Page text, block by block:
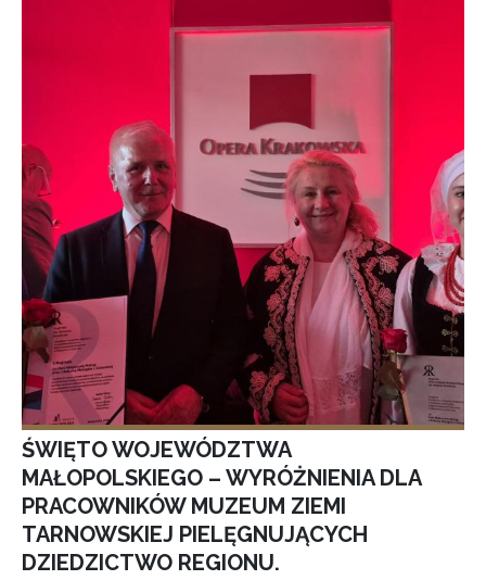
ŚWIĘTO WOJEWÓDZTWA
MAŁOPOLSKIEGO – WYRÓŻNIENIA DLA
PRACOWNIKÓW MUZEUM ZIEMI
TARNOWSKIEJ PIELĘGNUJĄCYCH
DZIEDZICTWO REGIONU.